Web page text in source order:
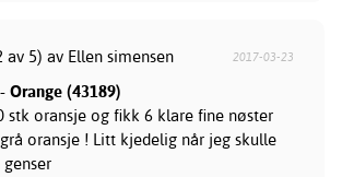
av 5) av Ellen simensen 2017-03-23
Orange (43189)
stk oransje og fikk 6 klare fine nøster
oransje ! Litt kjedelig når jeg skulle